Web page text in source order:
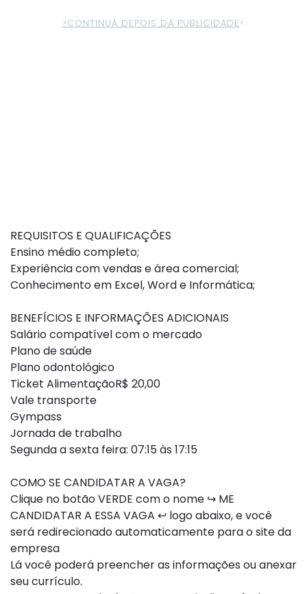
>CONTINUA DEPOIS DA PUBLICIDADE<
REQUISITOS E QUALIFICAÇÕES
Ensino médio completo;
Experiência com vendas e área comercial;
Conhecimento em Excel, Word e Informática;
BENEFÍCIOS E INFORMAÇÕES ADICIONAIS
Salário compatível com o mercado
Plano de saúde
Plano odontológico
Ticket AlimentaçãoR$ 20,00
Vale transporte
Gympass
Jornada de trabalho
Segunda a sexta feira: 07:15 às 17:15
COMO SE CANDIDATAR A VAGA?
Clique no botão VERDE com o nome ↪ ME
CANDIDATAR A ESSA VAGA ↩ logo abaixo, e você
será redirecionado automaticamente para o site da
empresa
Lá você poderá preencher as informações ou anexar
seu currículo.